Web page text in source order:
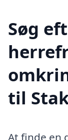
Søg
til
At finde en